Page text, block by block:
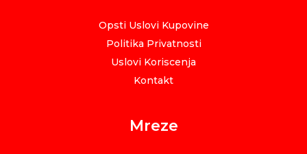
Opsti Uslovi Kupovine
Politika Privatnosti
Uslovi Koriscenja
Kontakt
Mreze